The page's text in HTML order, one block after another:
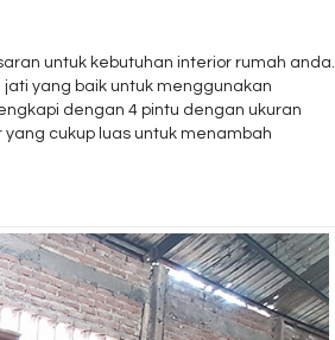
untuk kebutuhan interior rumah anda.
yang baik untuk menggunakan
dengan 4 pintu dengan ukuran
cukup luas untuk menambah